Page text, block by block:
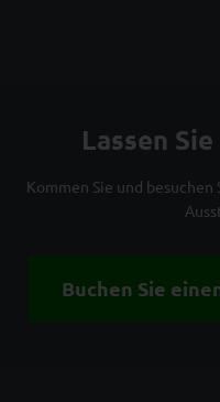
Lassen
Kommen Sie und besuchen
Buchen Sie